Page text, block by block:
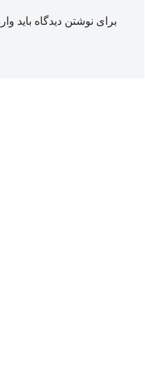
برای نوشتن دیدگاه باید